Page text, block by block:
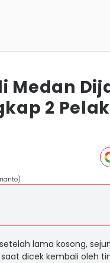
Medan
2
lama kosong,
dicek kembali oleh